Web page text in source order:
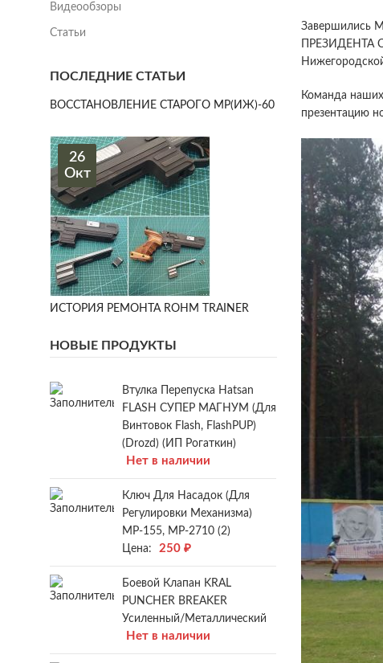
ПРЕЗИДЕНТА
Команда
презентацию
Видеообзоры
Статьи
ПОСЛЕДНИЕ СТАТЬИ
ВОССТАНОВЛЕНИЕ СТАРОГО МР(ИЖ)-60
26
Окт
ИСТОРИЯ РЕМОНТА ROHM TRAINER
НОВЫЕ ПРОДУКТЫ
Втулка Перепуска Hatsan
FLASH СУПЕР МАГНУМ (для
Винтовок Flash, FlashPUP)
(Drozd) (ИП Рогаткин)
Нет в наличии
Ключ Для Насадок (для
Регулировки Механизма)
МР-155, МР-2710 (2)
Цена:
250 ₽
Боевой Клапан KRAL
PUNCHER BREAKER
Усиленный/металлический
Нет в наличии